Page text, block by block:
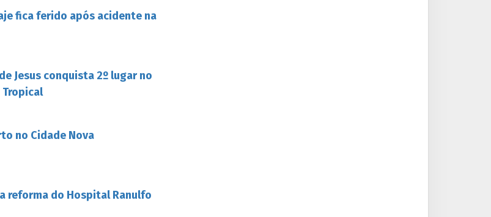
fica ferido após acidente na
Jesus conquista 2º lugar no
Tropical
no Cidade Nova
reforma do Hospital Ranulfo